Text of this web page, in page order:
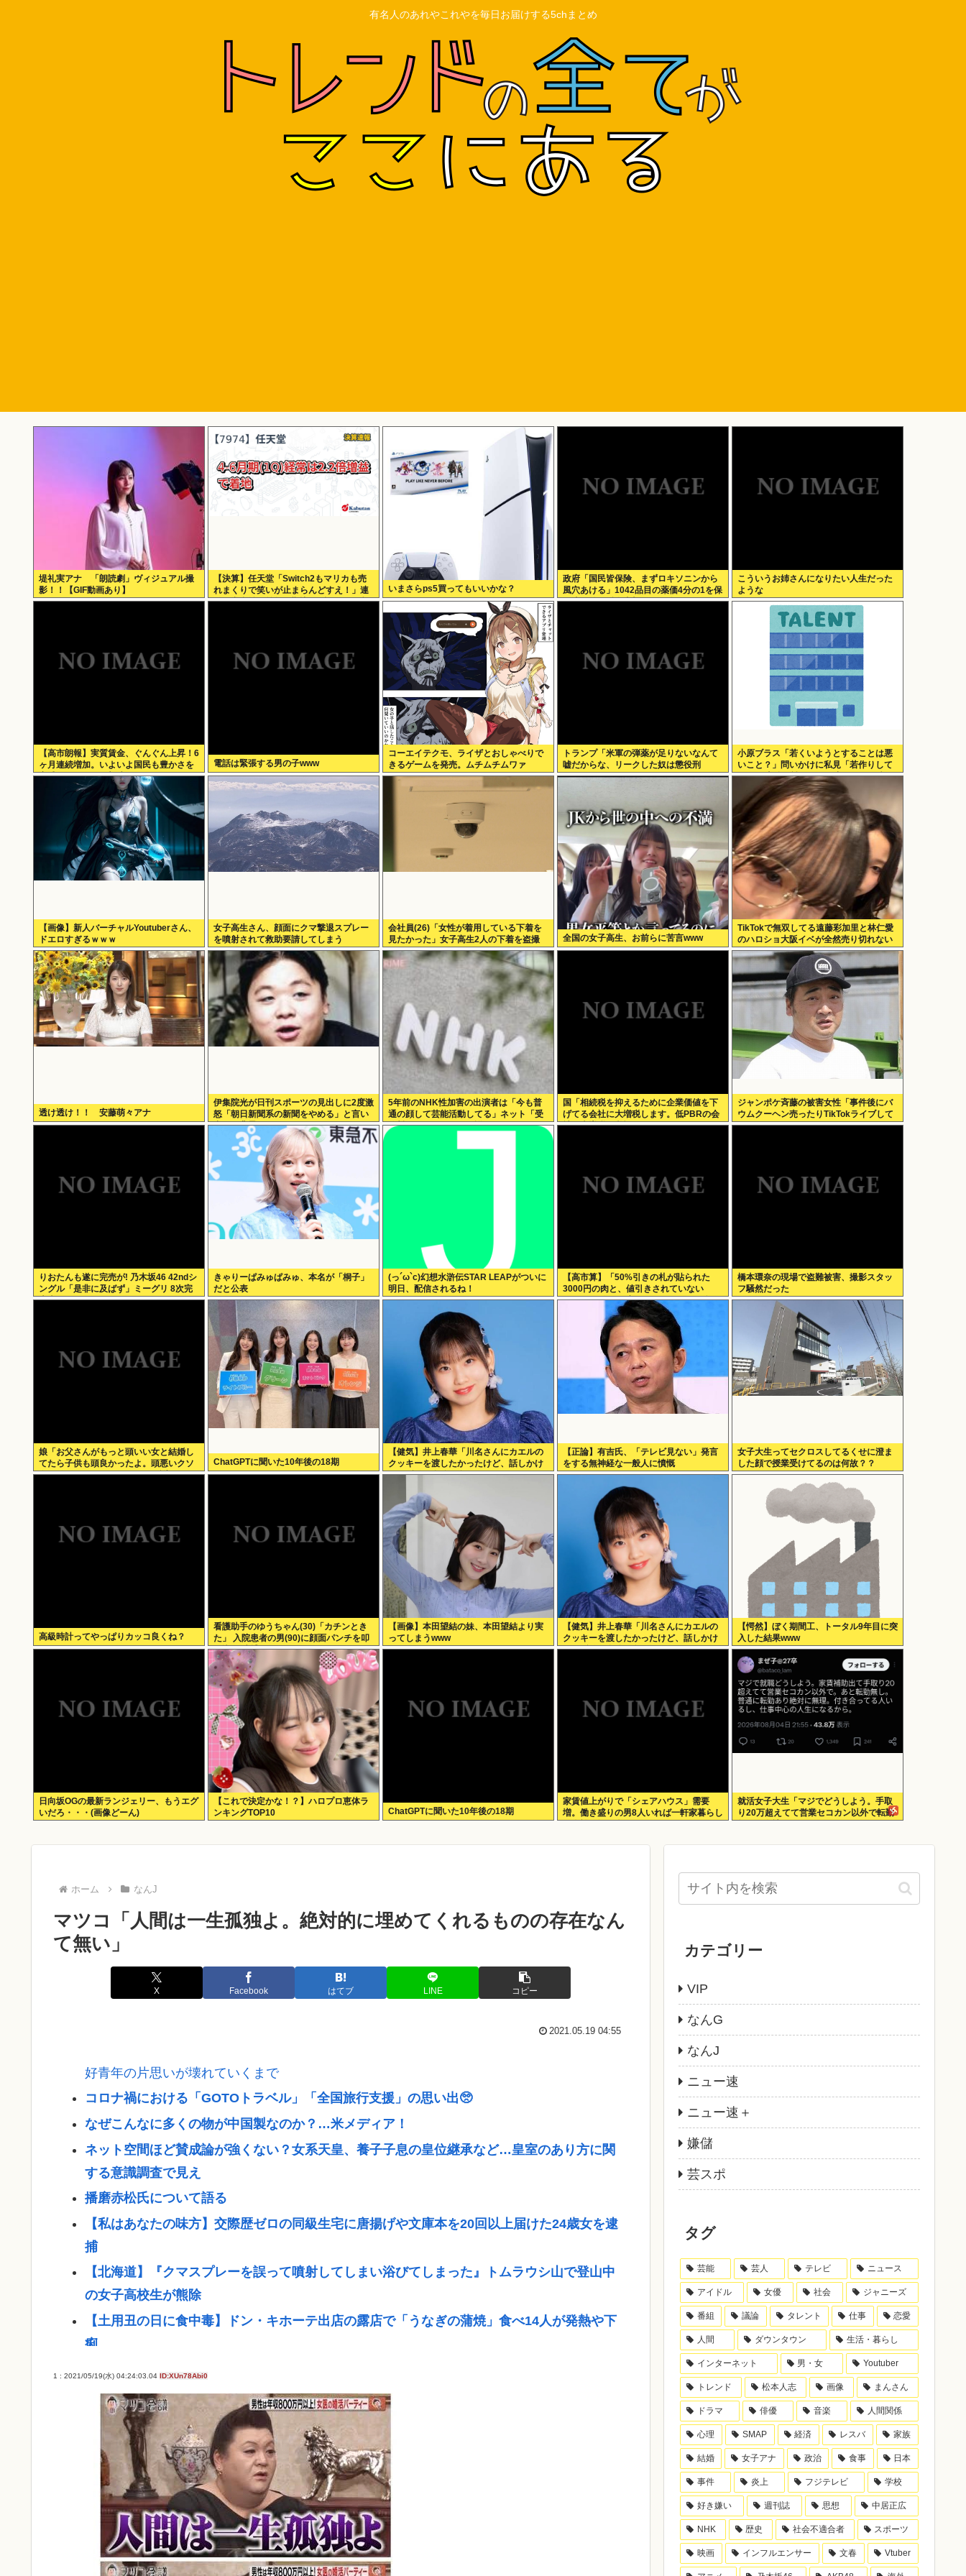
有名人のあれやこれやを毎日お届けする5chまとめ
堤礼実アナ 「朗読劇」ヴィジュアル撮
影！！【GIF動画あり】
【決算】任天堂「Switch2もマリカも売
れまくりで笑いが止まらんどすえ！」連
結経常利益は前年同期比2.2倍の2061億
いまさらps5買ってもいいかな？
政府「国民皆保険、まずロキソニンから
風穴あける」1042品目の薬価4分の1を保
険適用外で財布直撃、2027年3月開始
こういうお姉さんになりたい人生だった
ような
【高市朗報】実質賃金、ぐんぐん上昇！6
ヶ月連続増加。いよいよ国民も豊かさを
実感か？インフレ加速しなければ
電話は緊張する男の子www
コーエイテクモ、ライザとおしゃべりで
きるゲームを発売。ムチムチムワァ
トランプ「米軍の弾薬が足りないなんて
嘘だからな、リークした奴は懲役刑
だ！」
小原ブラス「若くいようとすることは悪
いこと？」問いかけに私見「若作りして
20代の土俵で戦おうとし出すとクソ痛い
ヤツに…」
【画像】新人バーチャルYoutuberさん、
ドエロすぎるｗｗｗ
女子高生さん、顔面にクマ撃退スプレー
を噴射されて救助要請してしまう
会社員(26)「女性が着用している下着を
見たかった」女子高生2人の下着を盗撮
全国の女子高生、お前らに苦言www
TikTokで無双してる遠藤彩加里と林仁愛
のハロショ大阪イベが全然売り切れない
のは何故？ボトム2の有
透け透け！！ 安藤萌々アナ
伊集院光が日刊スポーツの見出しに2度激
怒「朝日新聞系の新聞をやめる」と言い
出した背景
5年前のNHK性加害の出演者は「今も普
通の顔して芸能活動してる」ネット「受
信料を取るくらいなら詳細を伝えよ」
国「相続税を抑えるために企業価値を下
げてる会社に大増税します。低PBRの会
社は大増税を覚悟せよ」
ジャンポケ斉藤の被害女性「事件後にバ
ウムクーヘン売ったりTikTokライブして
てムカついた」
りおたんも遂に完売が! 乃木坂46 42ndシ
ングル「是非に及ばず」ミーグリ 8次完
売表がこちら!
きゃりーぱみゅぱみゅ、本名が「桐子」
だと公表
(っ´ω`c)幻想水滸伝STAR LEAPがついに
明日、配信されるね！
【高市算】「50%引きの札が貼られた
3000円の肉と、値引きされていない
1000円の肉では安いのはどちらか」父の
答え「50%引きの肉」
橋本環奈の現場で盗難被害、撮影スタッ
フ騒然だった
娘「お父さんがもっと頭いい女と結婚し
てたら子供も頭良かったよ。頭悪いクソ
女と結婚してごめんなさいって謝れよ」
ChatGPTに聞いた10年後の18期
【健気】井上春華「川名さんにカエルの
クッキーを渡したかったけど、話しかけ
られず結局自分で食べた」
【正論】有吉氏、「テレビ見ない」発言
をする無神経な一般人に憤慨
女子大生ってセクロスしてるくせに澄ま
した顔で授業受けてるのは何故？？
高級時計ってやっぱりカッコ良くね？
看護助手のゆうちゃん(30)「カチンとき
た」 入院患者の男(90)に顔面パンチを叩
き込む 逮捕
【画像】本田望結の妹、本田望結より実
ってしまうwww
【健気】井上春華「川名さんにカエルの
クッキーを渡したかったけど、話しかけ
られず結局自分で食べた」
【愕然】ぼく期間工、トータル9年目に突
入した結果www
日向坂OGの最新ランジェリー、もうエグ
いだろ・・・(画像どーん)
【これで決定かな！？】ハロプロ恵体ラ
ンキングTOP10
ChatGPTに聞いた10年後の18期
家賃値上がりで「シェアハウス」需要
増。働き盛りの男8人いれば一軒家暮らし
も余裕で毎日楽しい
就活女子大生「マジでどうしよう。手取
り20万超えてて営業セコカン以外で転勤
無しの会社ない」
ホーム なんJ
マツコ「人間は一生孤独よ。絶対的に埋めてくれるものの存在なん
て無い」
X Facebook はてブ LINE コピー
2021.05.19 04:55
好青年の片思いが壊れていくまで
コロナ禍における「GOTOトラベル」「全国旅行支援」の思い出🥺
なぜこんなに多くの物が中国製なのか？…米メディア！
ネット空間ほど賛成論が強くない？女系天皇、養子子息の皇位継承など…皇室のあり方に関
する意識調査で見え
播磨赤松氏について語る
【私はあなたの味方】交際歴ゼロの同級生宅に唐揚げや文庫本を20回以上届けた24歳女を逮
捕
【北海道】『クマスプレーを誤って噴射してしまい浴びてしまった』トムラウシ山で登山中
の女子高校生が熊除
【土用丑の日に食中毒】ドン・キホーテ出店の露店で「うなぎの蒲焼」食べ14人が発熱や下
痢
おまえらが今までに使った事がある【ズル休み】の理由
【悲報】女子自転車競技、ブラに綿を詰めまくって空気抵抗を減らすチート技が発覚ｗｗｗ
パズー「お父さん嘘つき呼ばわりされて死んじゃった」ってセリフあるけど、どんな自殺方
法だったの？
「バス停にされてる？」幼稚園バスが自宅前に“無断停車” 敷地内に侵入も…保護者マナー
に「我慢の限界」
重大インシデント該当せず、ANAと国交省機の接近で航空機衝突防止装置（TCAS）の警報
が作動したトラブル、羽田空港沖、全日空に通知
【悲報】高市さん、非核三原則「今後も堅持していく」の表現を削除www
1 : 2021/05/19(水) 04:24:03.04 ID:XUn78Abi0
カテゴリー
VIP
なんG
なんJ
ニュー速
ニュー速＋
嫌儲
芸スポ
タグ
芸能 芸人 テレビ ニュース
アイドル 女優 社会 ジャニーズ
番組 議論 タレント 仕事 恋愛
人間 ダウンタウン 生活・暮らし
インターネット 男・女 Youtuber
トレンド 松本人志 画像 まんさん
ドラマ 俳優 音楽 人間関係
心理 SMAP 経済 レスバ 家族
結婚 女子アナ 政治 食事 日本
事件 炎上 フジテレビ 学校
好き嫌い 週刊誌 思想 中居正広
NHK 歴史 社会不適合者 スポーツ
映画 インフルエンサー 文春 Vtuber